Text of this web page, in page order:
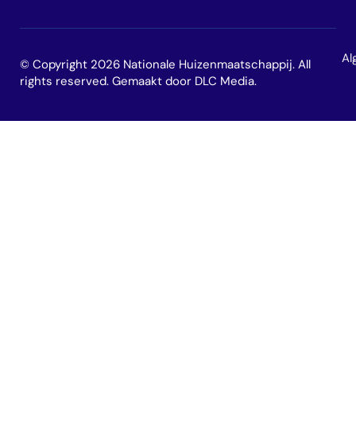
© Copyright 2026 Nationale Huizenmaatschappij. All
rights reserved. Gemaakt door DLC Media.